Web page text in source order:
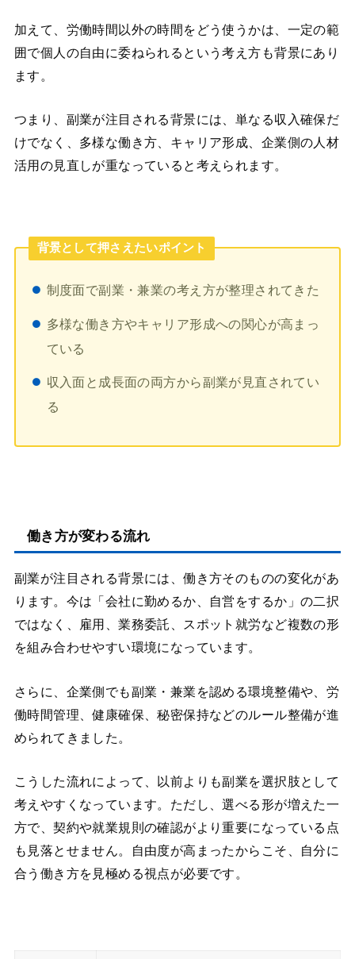
加えて、労働時間以外の時間をどう使うかは、一定の範
囲で個人の自由に委ねられるという考え方も背景にあり
ます。
つまり、副業が注目される背景には、単なる収入確保だ
けでなく、多様な働き方、キャリア形成、企業側の人材
活用の見直しが重なっていると考えられます。
背景として押さえたいポイント
制度面で副業・兼業の考え方が整理されてきた
多様な働き方やキャリア形成への関心が高まっ
ている
収入面と成長面の両方から副業が見直されてい
る
働き方が変わる流れ
副業が注目される背景には、働き方そのものの変化があ
ります。今は「会社に勤めるか、自営をするか」の二択
ではなく、雇用、業務委託、スポット就労など複数の形
を組み合わせやすい環境になっています。
さらに、企業側でも副業・兼業を認める環境整備や、労
働時間管理、健康確保、秘密保持などのルール整備が進
められてきました。
こうした流れによって、以前よりも副業を選択肢として
考えやすくなっています。ただし、選べる形が増えた一
方で、契約や就業規則の確認がより重要になっている点
も見落とせません。自由度が高まったからこそ、自分に
合う働き方を見極める視点が必要です。